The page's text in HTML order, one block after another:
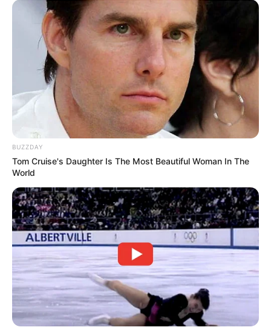
BUZZDAY
Tom Cruise's Daughter Is The Most Beautiful Woman In The
World